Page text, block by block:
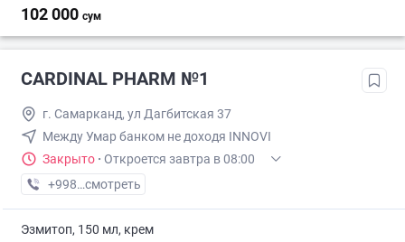
102 000 сум
CARDINAL PHARM №1
г. Самарканд, ул Дагбитская 37
Между Умар банком не доходя INNOVI
Закрыто · Откроется завтра в 08:00
+998 (66) XXX-XX-XX
смотреть
Эзмитоп, 150 мл, крем